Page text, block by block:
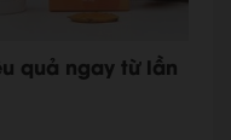
quả ngay từ lần